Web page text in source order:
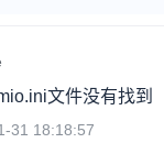
文件没有找到
31 18:18:57